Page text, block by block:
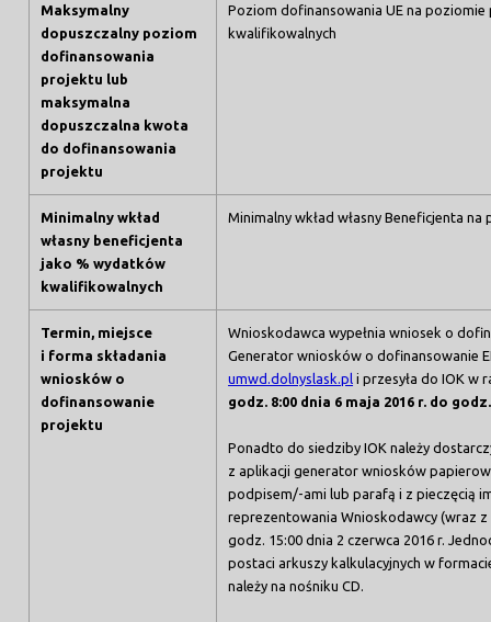
Maksymalny
dopuszczalny poziom
dofinansowania
projektu lub
maksymalna
dopuszczalna kwota
do dofinansowania
projektu
Poziom dofinansowania UE na
kwalifikowalnych
Minimalny wkład
własny beneficjenta
jako % wydatków
kwalifikowalnych
Minimalny wkład własny Beneficjenta
Termin, miejsce
i forma składania
wniosków o
dofinansowanie
projektu
Wnioskodawca wypełnia wniosek o
Generator wniosków o dofinansowanie
umwd.dolnyslask.pl i przesyła do IOK w
godz. 8:00 dnia 6 maja 2016 r. do
Ponadto do siedziby IOK należy
z aplikacji generator wniosków
podpisem/-ami lub parafą i z pieczęcią
reprezentowania Wnioskodawcy (wraz
godz. 15:00 dnia 2 czerwca 2016 r.
postaci arkuszy kalkulacyjnych w
należy na nośniku CD.